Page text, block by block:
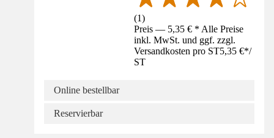
(1)
Preis — 5,35 € * Alle Preise
inkl. MwSt. und ggf. zzgl.
Versandkosten pro ST5,35 €*/
ST
Online bestellbar
Reservierbar